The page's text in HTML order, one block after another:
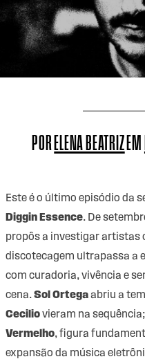
PORELENA BEATRIZEM
Este é o último episódio da
Diggin Essence. De
propôs a investigar artistas
discotecagem ultrapassa a
com curadoria, vivência e
cena.Sol Ortegaabriu a
Ceciliovieram na
Vermelho, figura
expansão da música